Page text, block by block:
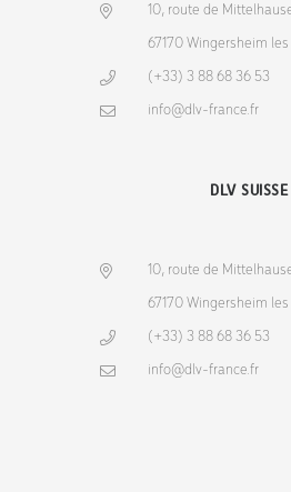
10, route de
67170 Wingersheim
(+33) 3 88 68 36 53
info@dlv-france.fr
DLV SUISSE
10, route de
67170 Wingersheim
(+33) 3 88 68 36 53
info@dlv-france.fr